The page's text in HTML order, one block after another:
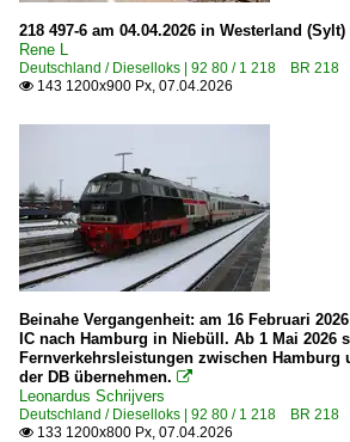
218 497-6 am 04.04.2026 in Westerland
Rene L
Deutschland / Dieselloks | 92 80 / 1 218 BR 218
 143 1200x900 Px, 07.04.2026
Beinahe Vergangenheit: am 16 Februari
IC nach Hamburg in Niebüll. Ab 1 Mai 2026
Fernverkehrsleistungen zwischen Hamburg
der DB übernehmen. 
Leonardus Schrijvers
Deutschland / Dieselloks | 92 80 / 1 218 BR 218
 133 1200x800 Px, 07.04.2026